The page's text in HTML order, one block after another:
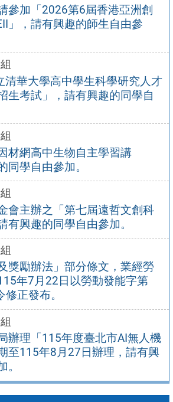
參加「2026第6屆香港亞洲創
」，請有興趣的師生自由參
清華大學高中學生科學研究人才
生考試」，請有興趣的同學自
材網高中生物自主學習講
同學自由參加。
會主辦之「第七屆遠哲文創科
有興趣的同學自由參加。
獎勵辦法」部分條文，業經勞
年7月22日以勞動發能字第
正發布。
辦理「115年度臺北市AI無人機
至115年8月27日辦理，請有興